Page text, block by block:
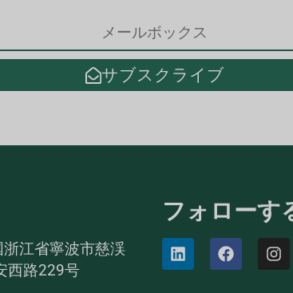
サブスクライブ
江省寧波市慈渓
西路229号
フォローす